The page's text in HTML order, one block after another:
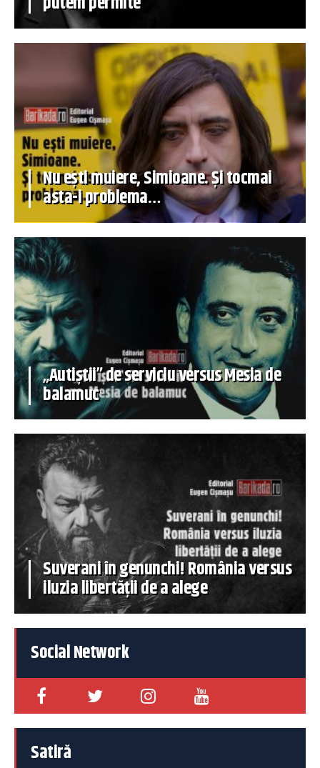
Nu ești muiere, Simioane. Și tocmai
asta-i problema…
„Autiștii” de serviciu versus Mesia de
balamuc
Suverani în genunchi! România versus
iluzia libertății de a alege
Social Network
Satiră